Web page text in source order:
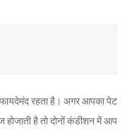
रहता है। अगर आपका पेट
होजाती है तो दोनों कंडीशन में आप